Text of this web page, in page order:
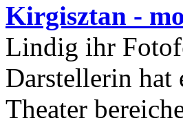
Kirgisztan -
Lindig ihr
Darstellerin hat
Theater